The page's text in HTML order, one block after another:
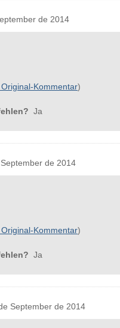
de 2014
Kommentar)
Ja
de 2014
Kommentar)
Ja
September de 2014